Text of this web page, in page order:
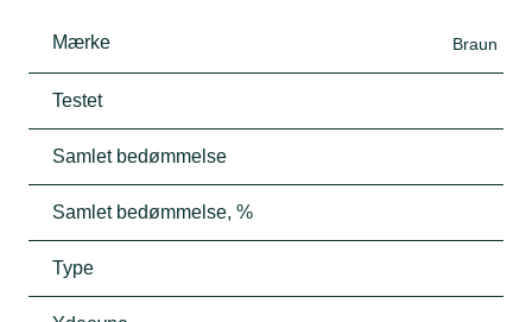
Mærke Braun
Testet
Samlet bedømmelse
Samlet bedømmelse, %
Type